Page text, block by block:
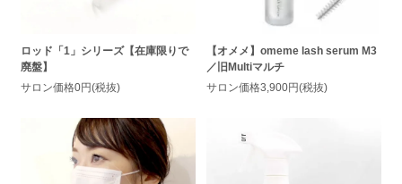
ロッド「1」シリーズ【在庫限りで
廃盤】
サロン価格0円(税抜)
【オメメ】omeme lash serum M3
／旧Multiマルチ
サロン価格3,900円(税抜)